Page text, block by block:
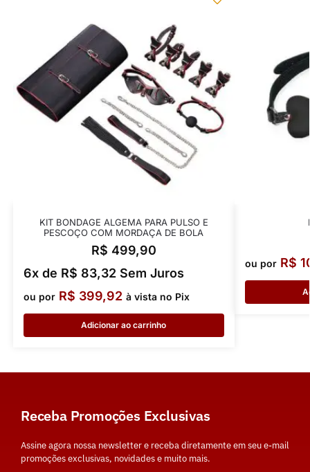
KIT BONDAGE ALGEMA PARA PULSO E
PESCOÇO COM MORDAÇA DE BOLA
R$ 499,90
6x de R$ 83,32 Sem Juros
ou por R$ 399,92 à vista no Pix
Adicionar ao carrinho
ou por R$
Receba Promoções Exclusivas
Assine agora nossa newsletter e receba diretamente em seu e-mail
promoções exclusivas, novidades e muito mais.